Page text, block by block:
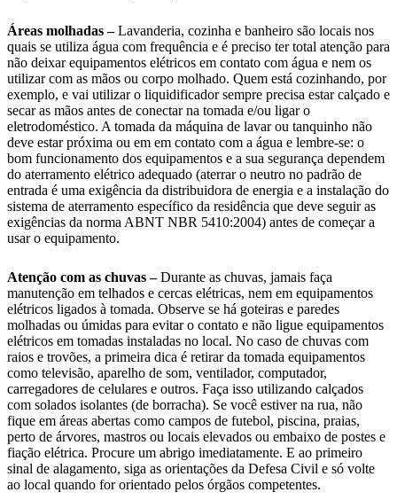
Áreas molhadas –Lavanderia, cozinha e banheiro são locais nos
quais se utiliza água com frequência e é preciso ter total atenção para
não deixar equipamentos elétricos em contato com água e nem os
utilizar com as mãos ou corpo molhado. Quem está cozinhando, por
exemplo, e vai utilizar o liquidificador sempre precisa estar calçado e
secar as mãos antes de conectar na tomada e/ou ligar o
eletrodoméstico. A tomada da máquina de lavar ou tanquinho não
deve estar próxima ou em em contato com a água e lembre-se: o
bom funcionamento dos equipamentos e a sua segurança dependem
do aterramento elétrico adequado (aterrar o neutro no padrão de
entrada é uma exigência da distribuidora de energia e a instalação do
sistema de aterramento específico da residência que deve seguir as
exigências da norma ABNT NBR 5410:2004) antes de começar a
usar o equipamento.
Atenção com as chuvas –Durante as chuvas, jamais faça
manutenção em telhados e cercas elétricas, nem em equipamentos
elétricos ligados à tomada. Observe se há goteiras e paredes
molhadas ou úmidas para evitar o contato e não ligue equipamentos
elétricos em tomadas instaladas no local. No caso de chuvas com
raios e trovões, a primeira dica é retirar da tomada equipamentos
como televisão, aparelho de som, ventilador, computador,
carregadores de celulares e outros. Faça isso utilizando calçados
com solados isolantes (de borracha). Se você estiver na rua, não
fique em áreas abertas como campos de futebol, piscina, praias,
perto de árvores, mastros ou locais elevados ou embaixo de postes e
fiação elétrica. Procure um abrigo imediatamente. E ao primeiro
sinal de alagamento, siga as orientações da Defesa Civil e só volte
ao local quando for orientado pelos órgãos competentes.